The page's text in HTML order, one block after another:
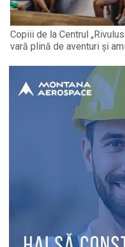
Copiii de la Centrul
vară plină de aventuri și